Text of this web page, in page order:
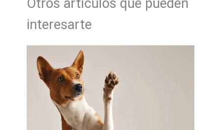
Otros artículos que pueden
interesarte